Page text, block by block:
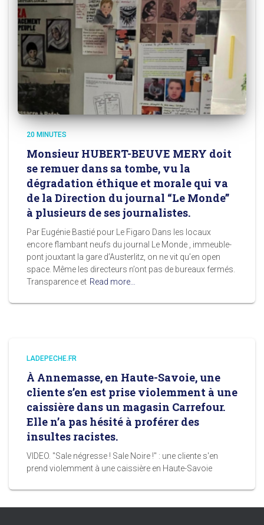
20 MINUTES
Monsieur HUBERT-BEUVE MERY doit
se remuer dans sa tombe, vu la
dégradation éthique et morale qui va
de la Direction du journal “Le Monde”
à plusieurs de ses journalistes.
Par Eugénie Bastié pour Le Figaro Dans les locaux
encore flambant neufs du journal Le Monde , immeuble-
pont jouxtant la gare d’Austerlitz, on ne vit qu’en open
space. Même les directeurs n’ont pas de bureaux fermés.
Transparence et Read more…
LADEPECHE.FR
À Annemasse, en Haute-Savoie, une
cliente s’en est prise violemment à une
caissière dans un magasin Carrefour.
Elle n’a pas hésité à proférer des
insultes racistes.
VIDEO. "Sale négresse ! Sale Noire !" : une cliente s'en
prend violemment à une caissière en Haute-Savoie